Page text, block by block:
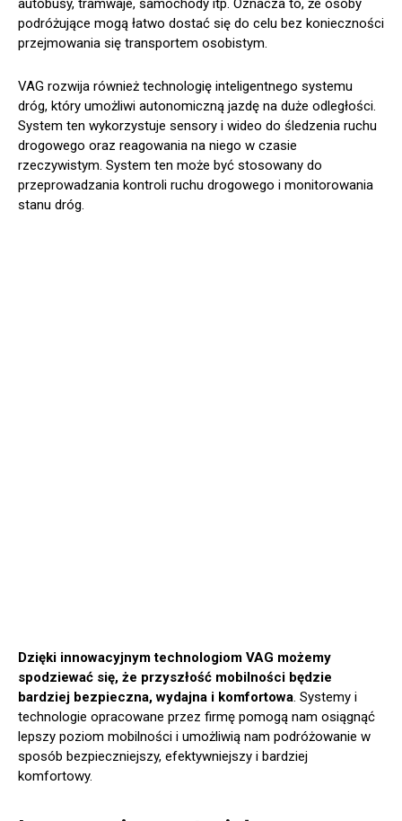
autobusy, tramwaje, samochody itp. Oznacza to, że osoby
podróżujące mogą łatwo dostać się do celu bez konieczności
przejmowania się transportem osobistym.
VAG rozwija również technologię inteligentnego systemu
dróg, który umożliwi autonomiczną jazdę na duże odległości.
System ten wykorzystuje sensory i wideo do śledzenia ruchu
drogowego oraz reagowania na niego w czasie
rzeczywistym. System ten może być stosowany do
przeprowadzania kontroli ruchu drogowego i monitorowania
stanu dróg.
Dzięki innowacyjnym technologiom VAG możemy
spodziewać się, że przyszłość mobilności będzie
bardziej bezpieczna, wydajna i komfortowa. Systemy i
technologie opracowane przez firmę pomogą nam osiągnąć
lepszy poziom mobilności i umożliwią nam podróżowanie w
sposób bezpieczniejszy, efektywniejszy i bardziej
komfortowy.